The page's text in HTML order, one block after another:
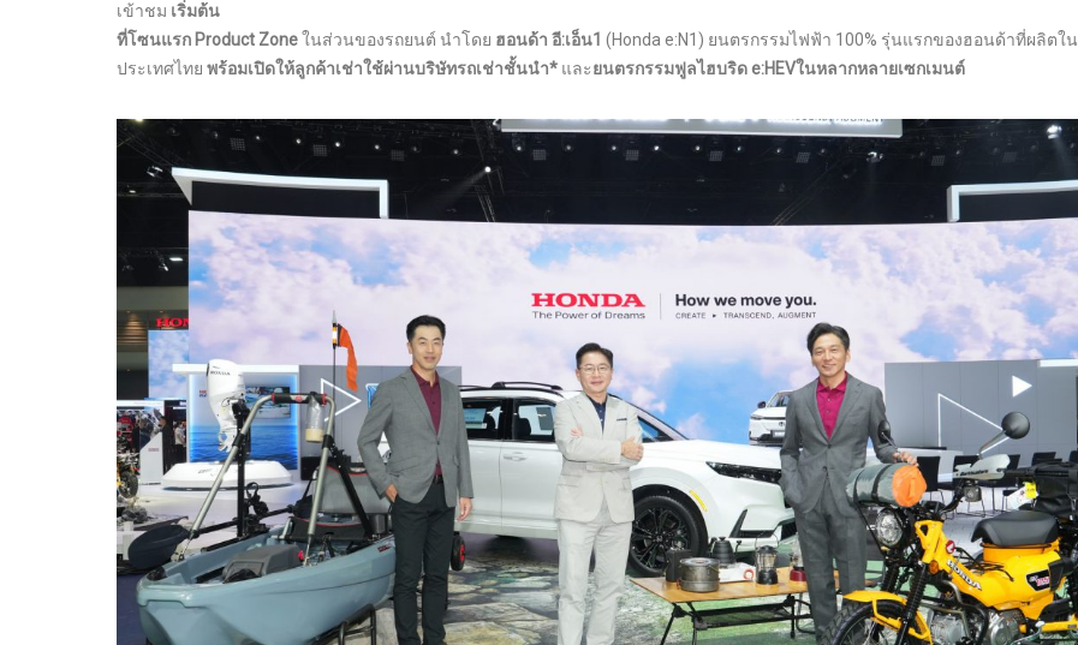
เข้าชม เริ่มต้น
ที่โซนแรก Product Zoneในส่วนของรถยนต์ นำโดย ฮอนด้า อี:เอ็น1 (Honda e:N1) ยนตรกรรมไฟฟ้า 100% รุ่นแรกของฮอนด้าที่ผลิตใน
ประเทศไทย พร้อมเปิดให้ลูกค้าเช่าใช้ผ่านบริษัทรถเช่าชั้นนำ* และยนตรกรรมฟูลไฮบริด e:HEVในหลากหลายเซกเมนต์